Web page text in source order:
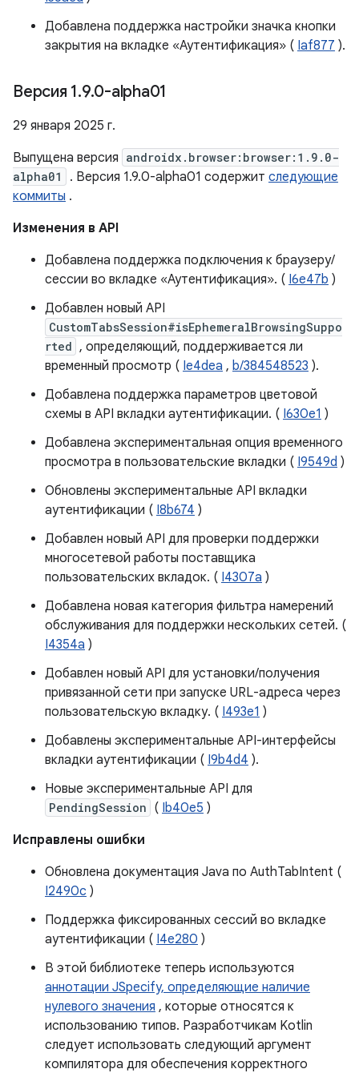
Добавлена ​​поддержка настройки значка кнопки
закрытия на вкладке «Аутентификация» ( Iaf877 ).
Версия 1.9.0-alpha01
29 января 2025 г.
Выпущена версия androidx.browser:browser:1.9.0-
alpha01
. Версия 1.9.0-alpha01 содержит следующие
коммиты .
Изменения в API
Добавлена ​​поддержка подключения к браузеру/
сессии во вкладке «Аутентификация». ( I6e47b )
Добавлен новый API
CustomTabsSession#isEphemeralBrowsingSuppo
rted , определяющий, поддерживается ли
временный просмотр ( Ie4dea , b/384548523 ).
Добавлена ​​поддержка параметров цветовой
схемы в API вкладки аутентификации. ( I630e1 )
Добавлена ​​экспериментальная опция временного
просмотра в пользовательские вкладки ( I9549d )
Обновлены экспериментальные API вкладки
аутентификации ( I8b674 )
Добавлен новый API для проверки поддержки
многосетевой работы поставщика
пользовательских вкладок. ( I4307a )
Добавлена ​​новая категория фильтра намерений
обслуживания для поддержки нескольких сетей. (
I4354a )
Добавлен новый API для установки/получения
привязанной сети при запуске URL-адреса через
пользовательскую вкладку. ( I493e1 )
Добавлены экспериментальные API-интерфейсы
вкладки аутентификации ( I9b4d4 ).
Новые экспериментальные API для
PendingSession ( Ib40e5 )
Исправлены ошибки
Обновлена ​​документация Java по AuthTabIntent (
I2490c )
Поддержка фиксированных сессий во вкладке
аутентификации ( I4e280 )
В этой библиотеке теперь используются
аннотации JSpecify, определяющие наличие
нулевого значения , которые относятся к
использованию типов. Разработчикам Kotlin
следует использовать следующий аргумент
компилятора для обеспечения корректного